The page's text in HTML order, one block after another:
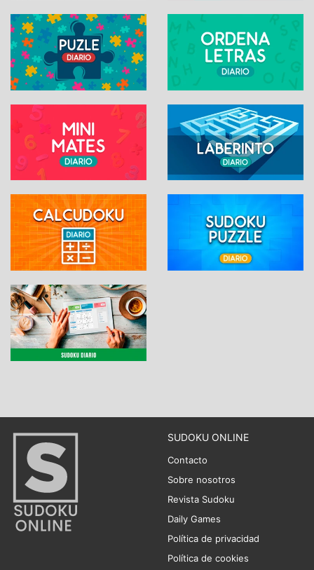
SUDOKU ONLINE
Contacto
Sobre nosotros
Revista Sudoku
Daily Games
Política de privacidad
Política de cookies